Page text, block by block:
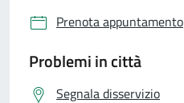
Prenota appuntamento
Problemi in città
Segnala disservizio